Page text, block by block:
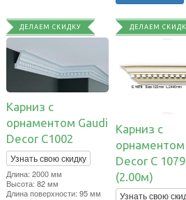
ДЕЛАЕМ СКИДКУ
Карниз с
орнаментом Gaudi
Decor C1002
Узнать свою скидку
Длина: 2000 мм
Высота: 82 мм
Длина поверхности: 95 мм
ДЕЛАЕМ
Карниз с
орнаментом
Decor C 1079
(2.00м)
Узнать свою